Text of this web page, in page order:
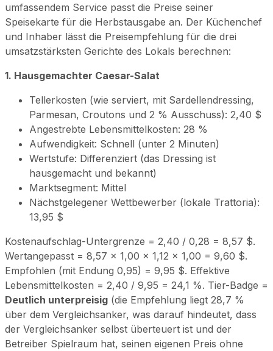
umfassendem Service passt die Preise seiner
Speisekarte für die Herbstausgabe an. Der Küchenchef
und Inhaber lässt die Preisempfehlung für die drei
umsatzstärksten Gerichte des Lokals berechnen:
1. Hausgemachter Caesar-Salat
Tellerkosten (wie serviert, mit Sardellendressing,
Parmesan, Croutons und 2 % Ausschuss): 2,40 $
Angestrebte Lebensmittelkosten: 28 %
Aufwendigkeit: Schnell (unter 2 Minuten)
Wertstufe: Differenziert (das Dressing ist
hausgemacht und bekannt)
Marktsegment: Mittel
Nächstgelegener Wettbewerber (lokale Trattoria):
13,95 $
Kostenaufschlag-Untergrenze = 2,40 / 0,28 = 8,57 $.
Wertangepasst = 8,57 × 1,00 × 1,12 × 1,00 = 9,60 $.
Empfohlen (mit Endung 0,95) = 9,95 $. Effektive
Lebensmittelkosten = 2,40 / 9,95 = 24,1 %. Tier-Badge =
Deutlich unterpreisig (die Empfehlung liegt 28,7 %
über dem Vergleichsanker, was darauf hindeutet, dass
der Vergleichsanker selbst überteuert ist und der
Betreiber Spielraum hat, seinen eigenen Preis ohne